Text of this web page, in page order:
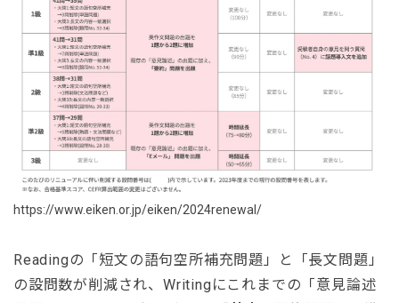
https://www.eiken.or.jp/eiken/2024renewal/
Readingの「短文の語句空所補充問題」と「長文問題」
の設問数が削減され、Writingにこれまでの「意見論述